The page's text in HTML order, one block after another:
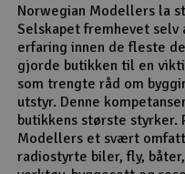
Norwegian Modellers la
Selskapet fremhevet selv
erfaring innen de fleste
gjorde butikken til en
som trengte råd om
utstyr. Denne
butikkens største styrker.
Modellers et svært
radiostyrte biler, fly,